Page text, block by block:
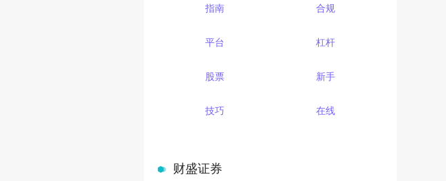
指南 合规
平台 杠杆
股票 新手
技巧 在线
财盛证券